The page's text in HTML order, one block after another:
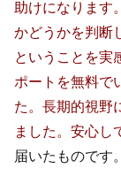
助けになります
かどうかを判断
ということを実
ポートを無料で
た。長期的視野
ました。安心し
届いたものです。